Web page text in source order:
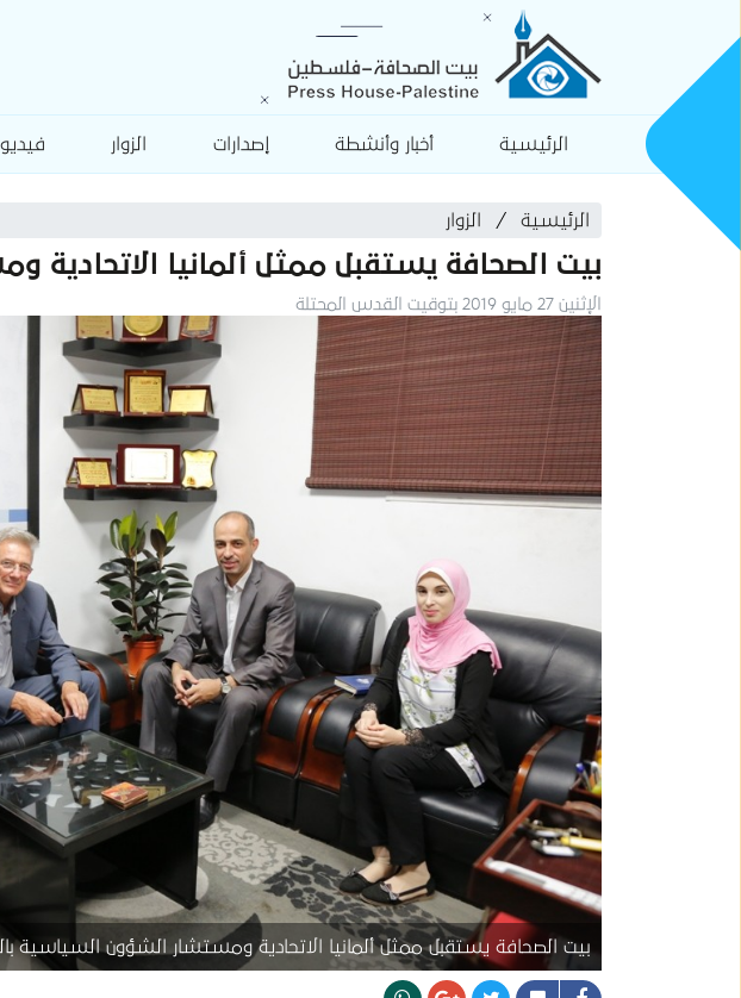
الرئيسية أخبار وأنشطة إصدارات الزوار
الرئيسية الزوار
بيت الصحافة يستقبل ممثل ألمانيا
الإثنين 27 مايو 2019 بتوقيت القدس المحتلة
بيت الصحافة يستقبل ممثل ألمانيا الاتحادية ومستشار الشؤون السياسية